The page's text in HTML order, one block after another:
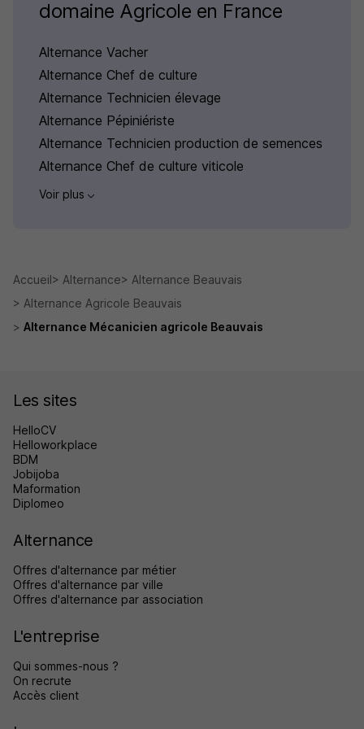
domaine Agricole en France
Alternance Vacher
Alternance Chef de culture
Alternance Technicien élevage
Alternance Pépiniériste
Alternance Technicien production de semences
Alternance Chef de culture viticole
Voir plus
Accueil Alternance
Alternance Beauvais
Alternance Agricole Beauvais
Alternance Mécanicien agricole Beauvais
Les sites
HelloCV
Helloworkplace
BDM
Jobijoba
Maformation
Diplomeo
Alternance
Offres d'alternance par métier
Offres d'alternance par ville
Offres d'alternance par association
L'entreprise
Qui sommes-nous ?
On recrute
Accès client